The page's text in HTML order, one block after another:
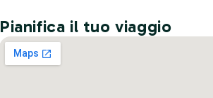
Pianifica il tuo viaggio